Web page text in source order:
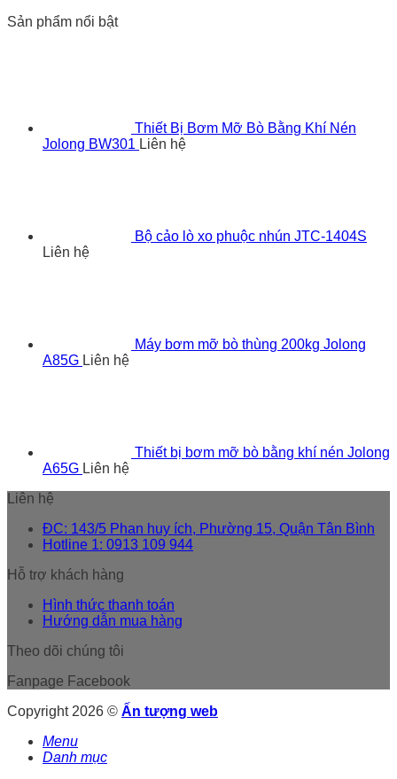
Sản phẩm nổi bật
Thiết Bị Bơm Mỡ Bò Bằng Khí Nén
Jolong BW301 Liên hệ
Bộ cảo lò xo phuộc nhún JTC-1404S
Liên hệ
Máy bơm mỡ bò thùng 200kg Jolong
A85G Liên hệ
Thiết bị bơm mỡ bò bằng khí nén Jolong
A65G Liên hệ
Liên hệ
ĐC: 143/5 Phan huy ích, Phường 15, Quận Tân Bình
Hotline 1: 0913 109 944
Hỗ trợ khách hàng
Hình thức thanh toán
Hướng dẫn mua hàng
Theo dõi chúng tôi
Fanpage Facebook
Copyright 2026 © Ấn tượng web
Menu
Danh mục